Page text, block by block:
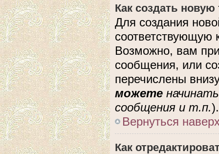
Как создать новую
Для создания
соответствующую
Возможно, вам
сообщения, или
перечислены
можете
сообщения и т.п.).
Вернуться
Как